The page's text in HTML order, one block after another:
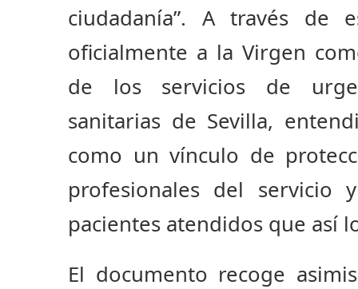
ciudadanía”.
A través de
oficialmente a la Virgen
de los servicios de
sanitarias de Sevilla,
como un vínculo de
profesionales del servicio
pacientes atendidos que así
El documento recoge